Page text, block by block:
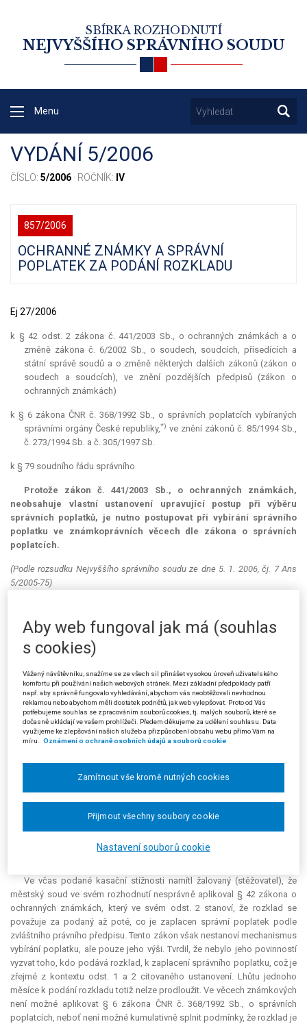
SBÍRKA ROZHODNUTÍ
NEJVYŠŠÍHO SPRÁVNÍHO SOUDU
Menu
VYDÁNÍ 5/2006
ČÍSLO: 5/2006 · ROČNÍK: IV
857/2006
OCHRANNÉ ZNÁMKY A SPRÁVNÍ
POPLATEK ZA PODÁNÍ ROZKLADU
Ej 27/2006
k § 42 odst. 2 zákona č. 441/2003 Sb., o ochranných známkách a o
změně zákona č. 6/2002 Sb., o soudech, soudcích, přísedících a
státní správě soudů a o změně některých dalších zákonů (zákon o
soudech a soudcích), ve znění pozdějších předpisů (zákon o
ochranných známkách)
k § 6 zákona ČNR č. 368/1992 Sb., o správních poplatcích vybíraných
správními orgány České republiky,*) ve znění zákonů č. 85/1994 Sb.,
č. 273/1994 Sb. a č. 305/1997 Sb.
k § 79 soudního řádu správního
Protože zákon č. 441/2003 Sb., o ochranných známkách,
neobsahuje vlastní ustanovení upravující postup při výběru
správních poplatků, je nutno postupovat při vybírání správního
poplatku ve známkoprávních věcech dle zákona o správních
poplatcích.
(Podle rozsudku Nejvyššího správního soudu ze dne 5. 1. 2006, čj. 7 Ans
5/2005-75)
nečinnosti při rozhodování o rozkladu, o kasační stížnosti žalovaného.
Dne 24. 2. 2003 byla na základě žádosti společnosti E. zapsána
ochranná známka O. do rejstříku ochranných známek (později byla
převedena na společnost T., tj. na žalobce). Na návrh pana L. byla
ochranná známka rozhodnutím Úřadu průmyslového vlastnictví 26. 1.
2004 z rejstříku vymazána. Proti tomuto rozhodnutí podal žalobce
rozklad.
Z přípisu Úřadu ze dne 9. 8. 2004 vyplynulo, že Úřad o rozkladu
poplatek. Proto Úřad považoval rozklad za nepodaný. Žalobce pak sice
poplatek 21. 10. 2004 zaplatil, ale rozhodnutím Úřadu ze dne 23. 11.
2004 mu byl poplatek vrácen.
Žalobce se poté proti Úřadu jako žalovanému domáhal žalobou proti
nečinnosti (§ 79 a násl. s. ř. s.), aby soud uložil žalovanému o podaném
rozkladu rozhodnout. Městský soud v Praze žalovanému uložil, aby ve
Ve včas podané kasační stížnosti namítl žalovaný (stěžovatel), že
městský soud ve svém rozhodnutí nesprávně aplikoval § 42 zákona o
ochranných známkách, který ve svém odst. 2 stanoví, že rozklad se
považuje za podaný až poté, co je zaplacen správní poplatek podle
zvláštního právního předpisu. Tento zákon však nestanoví mechanismus
vybírání poplatku, ale pouze jeho výši. Tvrdil, že nebylo jeho povinností
vyzvat toho, kdo podává rozklad, k zaplacení správního poplatku, což je
zřejmé z kontextu odst. 1 a 2 citovaného ustanovení. Lhůtu jednoho
měsíce k podání rozkladu totiž nelze prodloužit. Ve věcech známkových
není možné aplikovat § 6 zákona ČNR č. 368/1992 Sb., o správních
poplatcích, neboť není možné kumulativně splnit podmínky, že rozklad je
Aby web fungoval jak má (souhlas
s cookies)
Vážený návštěvníku, snažíme se ze všech sil přinášet vysokou úroveň uživatelského
komfortu při používání našich webových stránek. Mezi základní předpoklady patří
např. aby správně fungovalo vyhledávání, abychom vás neobtěžovali nevhodnou
reklamou nebo abychom měli dostatek podnětů, jak web vylepšovat. Proto od Vás
potřebujeme souhlas se zpracováním souborů cookies, tj. malých souborů, které se
dočasně ukládají ve vašem prohlížeči. Předem děkujeme za udělení souhlasu. Data
využijeme ke zlepšování našich služeb a přizpůsobení obsahu webu přímo Vám na
míru. Oznámení o ochraně osobních údajů a souborů cookie
Nastavení souborů cookie
Zamítnout vše kromě nutných cookies
Přijmout všechny soubory cookie